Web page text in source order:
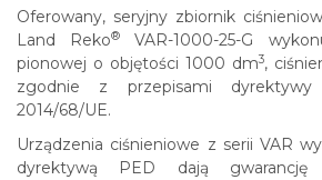
Oferowany, seryjny zbiornik
Land Reko®
VAR-1000-25-G
pionowej o objętości 1000 dm3,
zgodnie z przepisami dyrektywy
2014/68/UE.
Urządzenia ciśnieniowe z serii VAR
dyrektywą PED dają gwarancję